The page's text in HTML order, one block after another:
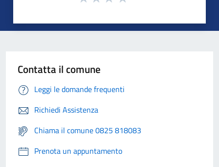
Contatta il comune
Leggi le domande frequenti
Richiedi Assistenza
Chiama il comune 0825 818083
Prenota un appuntamento